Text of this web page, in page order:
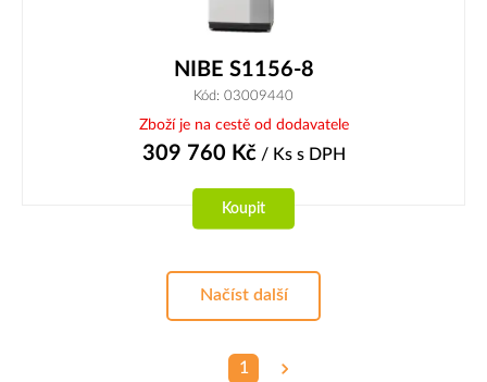
NIBE S1156-8
Kód: 03009440
Zboží je na cestě od dodavatele
309 760 Kč/ Ks s DPH
Koupit
Načíst další
1